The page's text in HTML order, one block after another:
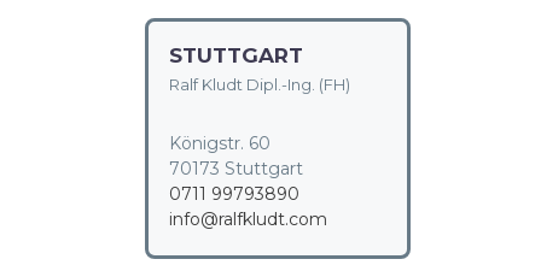
STUTTGART
Ralf Kludt Dipl.-Ing. (FH)
Königstr. 60
70173 Stuttgart
0711 99793890
info@ralfkludt.com